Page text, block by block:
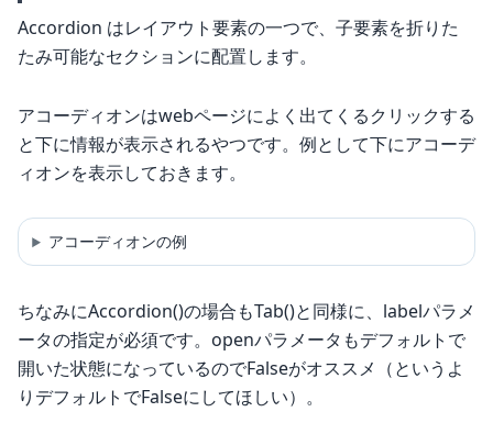
Accordion はレイアウト要素の一つで、子要素を折りた
たみ可能なセクションに配置します。
アコーディオンはwebページによく出てくるクリックする
と下に情報が表示されるやつです。例として下にアコーデ
ィオンを表示しておきます。
アコーディオンの例
ちなみにAccordion()の場合もTab()と同様に、labelパラメ
ータの指定が必須です。openパラメータもデフォルトで
開いた状態になっているのでFalseがオススメ（というよ
りデフォルトでFalseにしてほしい）。